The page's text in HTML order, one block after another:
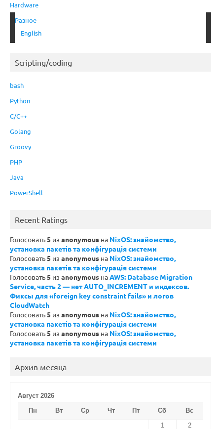
Hardware
Разное
English
Scripting/coding
bash
Python
C/C++
Golang
Groovy
PHP
Java
PowerShell
Recent Ratings
Голосовать5 из anonymous на NixOS: знайомство,
установка пакетів та конфігурація системи
Голосовать5 из anonymous на NixOS: знайомство,
установка пакетів та конфігурація системи
Голосовать5 из anonymous наAWS: Database Migration
Service, часть 2 — нет AUTO_INCREMENT и индексов.
Фиксы для «foreign key constraint fails» и логов
CloudWatch
Голосовать5 из anonymous на NixOS: знайомство,
установка пакетів та конфігурація системи
Голосовать5 из anonymous на NixOS: знайомство,
установка пакетів та конфігурація системи
Архив месяца
Август 2026
Пн
Вт Ср Чт Пт Сб
Вс
1
2